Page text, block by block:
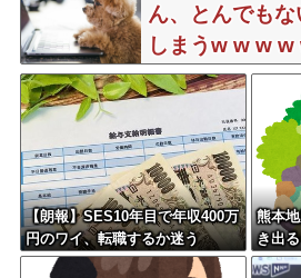
ん、とんでも
しまうw w w
【朗報】SES10年目で年収400万
円のワイ、転職するか迷う
熊本
き出